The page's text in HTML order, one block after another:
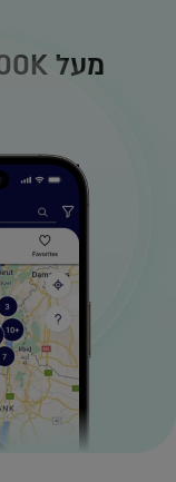
מעל 100K הורדות